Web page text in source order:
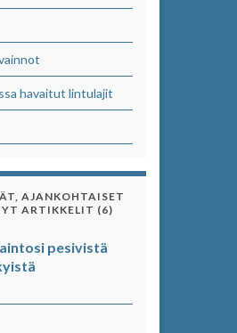
havaitut lintulajit
AJANKOHTAISET
ARTIKKELIT (6)
pesivistä